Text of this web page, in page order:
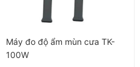
Máy đo độ ẩm mùn cưa TK-
100W